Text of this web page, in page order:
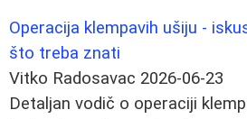
Operacija klempavih ušiju -
što treba znati
Vitko Radosavac 2026-06-23
Detaljan vodič o operaciji